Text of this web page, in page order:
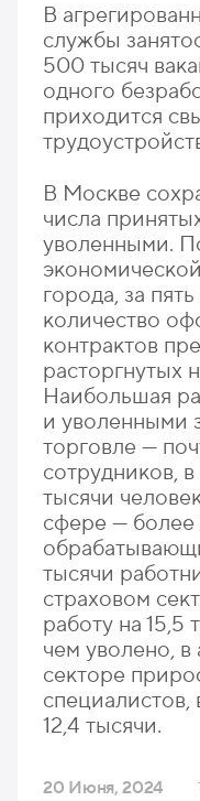
В
службы
500 тысяч
одного
приходится
В Москве
числа
уволенными.
города, за
количество
контрактов
расторгнутых
Наибольшая
и уволенными
торговле —
сотрудников,
тысячи
сфере — более
тысячи
страховом
работу на 15,5
чем уволено,
секторе
12,4 тысячи.
20 Июня, 2024